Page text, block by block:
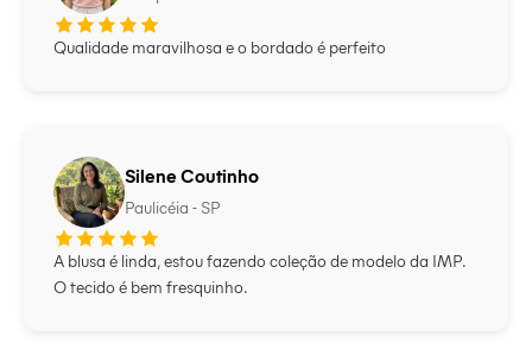
Qualidade maravilhosa e o bordado é perfeito
Silene Coutinho
Paulicéia - SP
A blusa é linda, estou fazendo coleção de modelo da IMP.
O tecido é bem fresquinho.